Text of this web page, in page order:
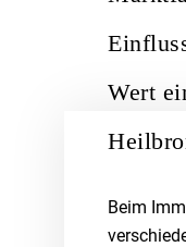
Wert
Beim